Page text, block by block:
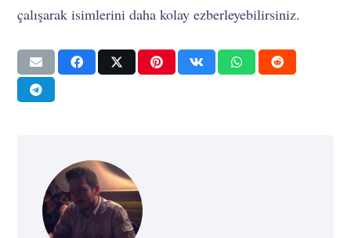
çalışarak isimlerini daha kolay ezberleyebilirsiniz.